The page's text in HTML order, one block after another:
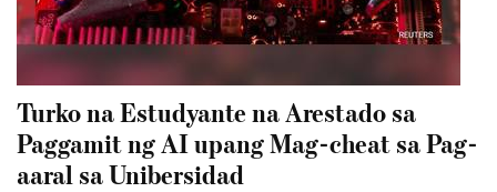
Turko na Estudyante na Arestado sa
Paggamit ng AI upang Mag-cheat sa Pag-
aaral sa Unibersidad